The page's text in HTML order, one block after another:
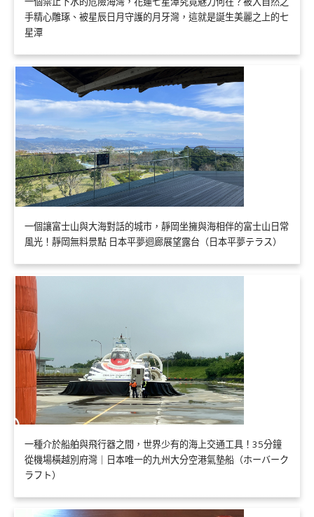
手精心雕琢、被星辰日月守護的月牙灣，這就是誕生美麗之上的七
星潭
一個讓富士山與大海對話的城市，靜岡坐擁與海相伴的富士山日常
風光！靜岡無料景點 日本平夢迴廊展望露台（日本平夢テラス）
一種介於船舶與飛行器之間，世界少有的海上交通工具！35分鐘
從機場橫越別府灣｜日本唯一的九州大分空港氣墊船（ホーバーク
ラフト）